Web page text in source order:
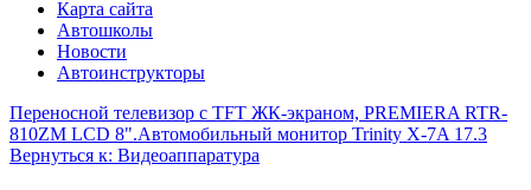
Карта сайта
Автошколы
Новости
Автоинструкторы
Переносной телевизор с TFT ЖК-экраном, PREMIERA RTR-
810ZM LCD 8".Автомобильный монитор Trinity X-7A 17.3
Вернуться к: Видеоаппаратура